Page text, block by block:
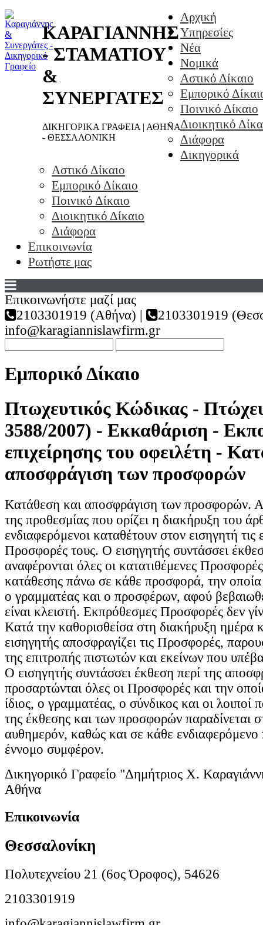
ΚΑΡΑΓΙΑΝΝΗΣ
- ΣΤΑΜΑΤΙΟΥ
&
ΣΥΝΕΡΓΑΤΕΣ
ΔΙΚΗΓΟΡΙΚΑ ΓΡΑΦΕΙΑ | ΑΘΗΝΑ
- ΘΕΣΣΑΛΟΝΙΚΗ
Αρχική
Υπηρεσίες
Νέα
Νομικά
Αστικό Δίκαιο
Εμπορικό
Ποινικό Δίκαιο
Διοικητικό
Διάφορα
Δικηγορικά
Αστικό Δίκαιο
Εμπορικό Δίκαιο
Ποινικό Δίκαιο
Διοικητικό Δίκαιο
Διάφορα
Επικοινωνία
Ρωτήστε μας
Επικοινωνήστε μαζί μας
2103301919 (Αθήνα) |
2103301919
info@karagiannislawfirm.gr
Εμπορικό Δίκαιο
Πτωχευτικός Κώδικας -
3588/2007) - Εκκαθάριση -
επιχείρησης του οφειλέτη -
αποσφράγιση των προσφορών
Κατάθεση και αποσφράγιση των προσφορών.
της προθεσμίας που ορίζει η διακήρυξη του
ενδιαφερόμενοι καταθέτουν στον εισηγητή τις
Προσφορές τους. Ο εισηγητής συντάσσει
αναφέρονται όλες οι κατατιθέμενες
κατάθεσης πάνω σε κάθε προσφορά, την οποία
ο γραμματέας και ο προσφέρων, αφού
είναι κλειστή. Εκπρόθεσμες Προσφορές δεν
Κατά την καθορισθείσα στη διακήρυξη ημέρα
εισηγητής αποσφραγίζει τις Προσφορές,
της επιτροπής πιστωτών και εκείνων που
Ο εισηγητής συντάσσει έκθεση περί της
προσαρτώνται όλες οι Προσφορές και την
ίδιος, ο γραμματέας, ο σύνδικος και οι λοιποί
της έκθεσης και των προσφορών παραδίνεται
αυθημερόν, καθώς και σε κάθε ενδιαφερόμενο
έννομο συμφέρον.
Δικηγορικό Γραφείο "Δημήτριος Χ.
Αθήνα
Επικοινωνία
Θεσσαλονίκη
Πολυτεχνείου 21 (6ος Όροφος), 54626
2103301919